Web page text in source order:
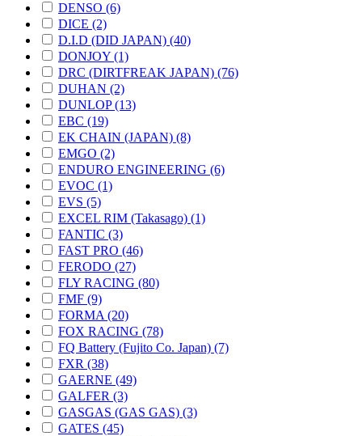
DENSO (6)
DICE (2)
D.I.D (DID JAPAN) (40)
DONJOY (1)
DRC (DIRTFREAK JAPAN) (76)
DUHAN (2)
DUNLOP (13)
EBC (19)
EK CHAIN (JAPAN) (8)
EMGO (2)
ENDURO ENGINEERING (6)
EVOC (1)
EVS (5)
EXCEL RIM (Takasago) (1)
FANTIC (3)
FAST PRO (46)
FERODO (27)
FLY RACING (80)
FMF (9)
FORMA (20)
FOX RACING (78)
FQ Battery (Fujito Co. Japan) (7)
FXR (38)
GAERNE (49)
GALFER (3)
GASGAS (GAS GAS) (3)
GATES (45)